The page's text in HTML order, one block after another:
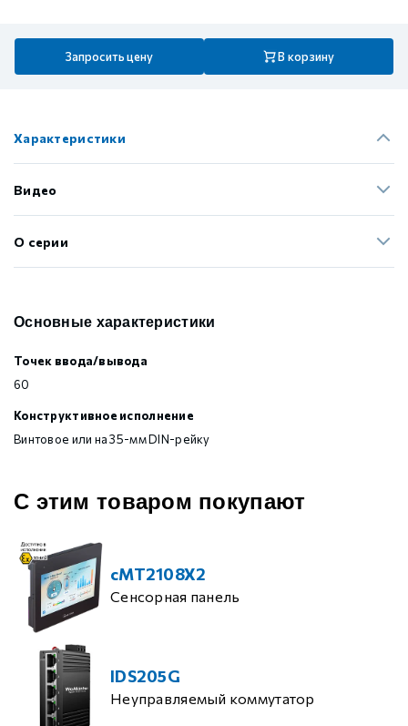
Запросить цену В корзину
Характеристики
Видео
О серии
Основные характеристики
Точек ввода/вывода
60
Конструктивное исполнение
Винтовое или на 35-мм DIN-рейку
С этим товаром покупают
cMT2108X2
Сенсорная панель
IDS205G
Неуправляемый коммутатор